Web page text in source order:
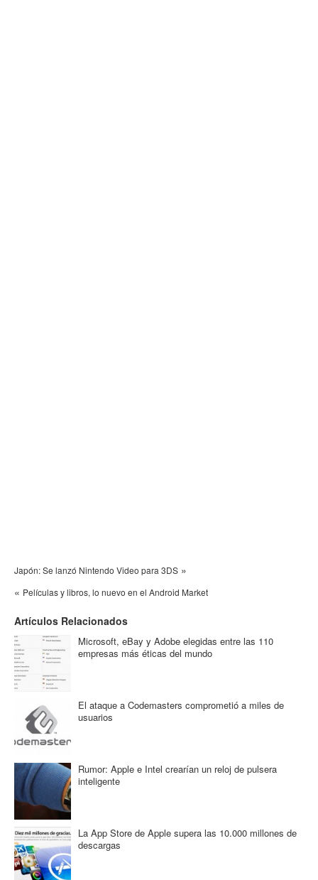
Japón: Se lanzó Nintendo Video para 3DS »
« Películas y libros, lo nuevo en el Android Market
Artículos Relacionados
Microsoft, eBay y Adobe elegidas entre las 110
empresas más éticas del mundo
El ataque a Codemasters comprometió a miles de
usuarios
Rumor: Apple e Intel crearían un reloj de pulsera
inteligente
La App Store de Apple supera las 10.000 millones de
descargas